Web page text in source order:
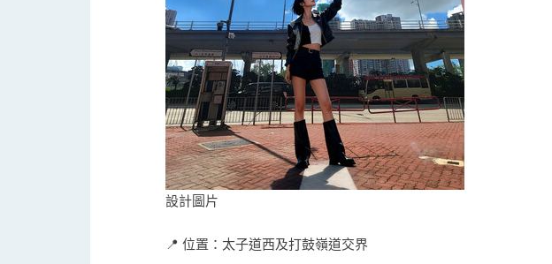
設計圖片
📍 位置：太子道西及打鼓嶺道交界